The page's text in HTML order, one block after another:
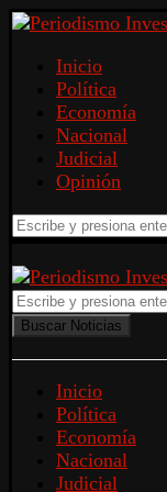
Inicio
Política
Economía
Nacional
Judicial
Opinión
Buscar Noticias
Inicio
Política
Economía
Nacional
Judicial